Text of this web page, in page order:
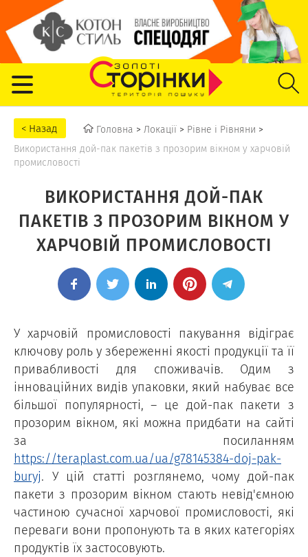
Головна > Локації > Рівне і Рівняни >
Використання дой-пак пакетів з прозорим вікном у харчовій
промисловості
ВИКОРИСТАННЯ ДОЙ-ПАК
ПАКЕТІВ З ПРОЗОРИМ ВІКНОМ У
ХАРЧОВІЙ ПРОМИСЛОВОСТІ
У харчовій промисловості пакування відіграє
ключову роль у збереженні якості продукції та її
привабливості для споживачів. Одим з
інноваційних видів упаковки, який набуває все
більшої популярності, – це дой-пак пакети з
прозорим вікном, які можна придбати на сайті
за посиланням
https://teraplast.com.ua/ua/g78145384-doj-pak-
buryj. У цій статті розглянемо, чому дой-пак
пакети з прозорим вікном стають невід'ємною
частиною сучасної харчової промисловості, які
переваги вони пропонують та в яких категоріях
продуктів їх застосовують.